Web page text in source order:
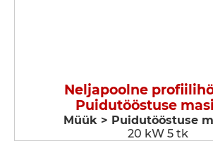
Neljapoolne
Puidutööstuse
Müük > Puidutööstuse
20 kW 5 tk